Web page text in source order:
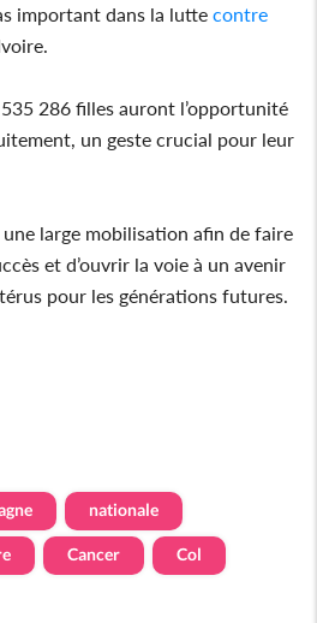
important dans la lutte contre
286 filles auront l’opportunité
un geste crucial pour leur
large mobilisation afin de faire
et d’ouvrir la voie à un avenir
pour les générations futures.
nationale
Cancer Col